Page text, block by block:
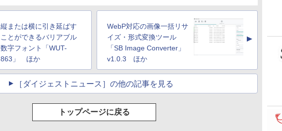
縦または横に引き延ばす
ことができるバリアブル
数字フォント「WUT-
863」 ほか
WebP対応の画像一括リサ
イズ・形式変換ツール
「SB Image Converter」
v1.0.3 ほか
▲
［ダイジェストニュース］の他の記事を見る
トップページに戻る